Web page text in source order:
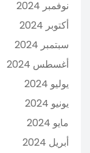
نوفمبر 2024
أكتوبر 2024
سبتمبر 2024
أغسطس 2024
يوليو 2024
يونيو 2024
مايو 2024
أبريل 2024